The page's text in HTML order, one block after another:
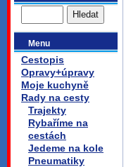
Menu
Cestopis
Opravy+úpravy
Moje kuchyně
Rady na cesty
Trajekty
Rybaříme na
cestách
Jedeme na kole
Pneumatiky